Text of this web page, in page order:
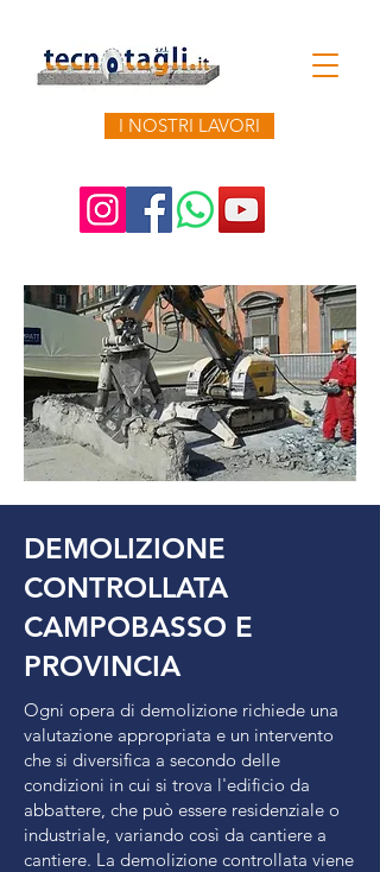
I NOSTRI LAVORI
DEMOLIZIONE
CONTROLLATA
CAMPOBASSO E
PROVINCIA
Ogni opera di demolizione richiede una
valutazione appropriata e un intervento
che si diversifica a secondo delle
condizioni in cui si trova l'edificio da
abbattere, che può essere residenziale o
industriale, variando così da cantiere a
cantiere. La demolizione controllata viene